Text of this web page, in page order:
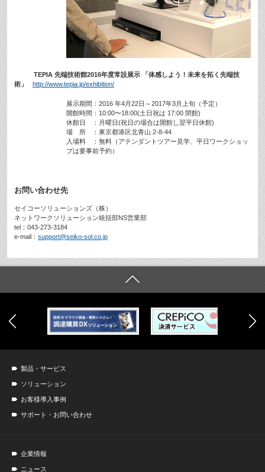
TEPIA 先端技術館2016年度常設展示 「体感しよう！未来を拓く先端技
術」 http://www.tepia.jp/exhibition/
展示期間：2016 年4月22日～2017年3月上旬（予定）
開館時間：10:00〜18:00(土日祝は 17:00 閉館)
休館日 ：月曜日(祝日の場合は開館し翌平日休館)
場 所 ：東京都港区北青山 2-8-44
入場料 ：無料（アテンダントツアー見学、平日ワークショッ
プは要事前予約）
お問い合わせ先
セイコーソリューションズ（株）
ネットワークソリューション統括部NS営業部
tel：043-273-3184
e-mail： support@seiko-sol.co.jp
製品・サービス
ソリューション
お客様導入事例
サポート・お問い合わせ
企業情報
ニュース